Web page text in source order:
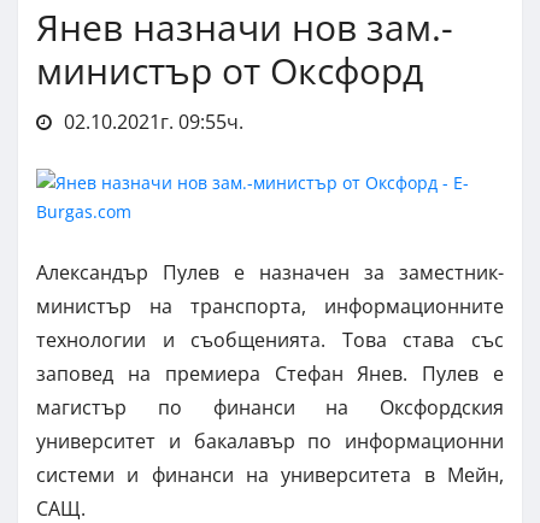
Янев назначи нов зам.-
министър от Оксфорд
02.10.2021г. 09:55ч.
Александър Пулев е назначен за заместник-
министър на транспорта, информационните
технологии и съобщенията. Това става със
заповед на премиера Стефан Янев. Пулев е
магистър по финанси на Оксфордския
университет и бакалавър по информационни
системи и финанси на университета в Мейн,
САЩ.